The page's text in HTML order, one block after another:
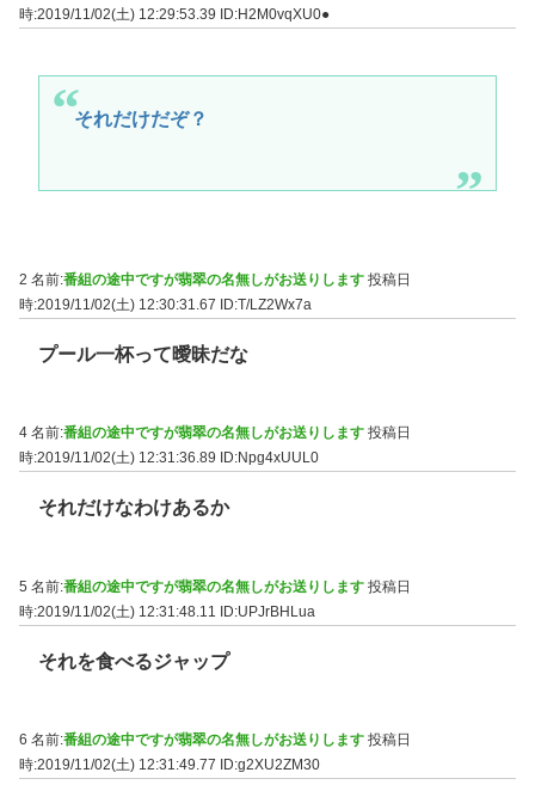
時:2019/11/02(土) 12:29:53.39
ID:H2M0vqXU0●
それだけだぞ？
2 名前:番組の途中ですが翡翠の名無しがお送りします 投稿日
時:2019/11/02(土) 12:30:31.67 ID:T/LZ2Wx7a
プール一杯って曖昧だな
4 名前:番組の途中ですが翡翠の名無しがお送りします 投稿日
時:2019/11/02(土) 12:31:36.89
ID:Npg4xUUL0
それだけなわけあるか
5 名前:番組の途中ですが翡翠の名無しがお送りします 投稿日
時:2019/11/02(土) 12:31:48.11 ID:UPJrBHLua
それを食べるジャップ
6 名前:番組の途中ですが翡翠の名無しがお送りします 投稿日
時:2019/11/02(土) 12:31:49.77
ID:g2XU2ZM30